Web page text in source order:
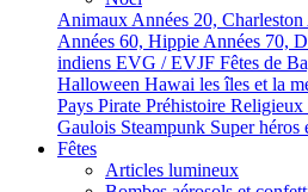
Animaux Années 20, Charleston
Années 60, Hippie Années 70,
indiens EVG / EVJF Fêtes de
Halloween Hawai les îles et la
Pays Pirate Préhistoire Religieux
Gaulois Steampunk Super héros
Fêtes
Articles lumineux